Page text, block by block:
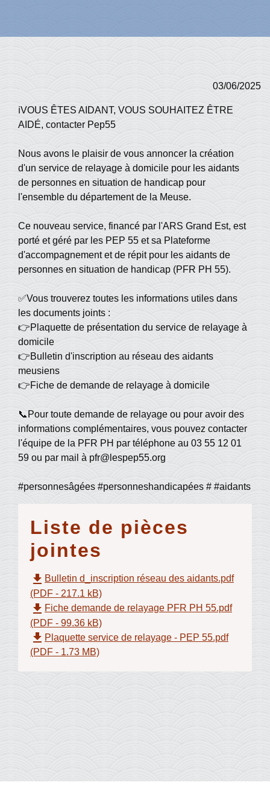
03/06/2025
ℹ️VOUS ÊTES AIDANT, VOUS SOUHAITEZ ÊTRE
AIDÉ, contacter Pep55
Nous avons le plaisir de vous annoncer la création
d'un service de relayage à domicile pour les aidants
de personnes en situation de handicap pour
l'ensemble du département de la Meuse.
Ce nouveau service, financé par l'ARS Grand Est, est
porté et géré par les PEP 55 et sa Plateforme
d'accompagnement et de répit pour les aidants de
personnes en situation de handicap (PFR PH 55).
✅Vous trouverez toutes les informations utiles dans
les documents joints :
👉Plaquette de présentation du service de relayage à
domicile
👉Bulletin d'inscription au réseau des aidants
meusiens
👉Fiche de demande de relayage à domicile
📞Pour toute demande de relayage ou pour avoir des
informations complémentaires, vous pouvez contacter
l'équipe de la PFR PH par téléphone au 03 55 12 01
59 ou par mail à pfr@lespep55.org
#personnesâgées #personneshandicapées # #aidants
Liste de pièces
jointes
file_download Bulletin d_inscription réseau des aidants.pdf
(PDF - 217.1 kB)
file_download Fiche demande de relayage PFR PH 55.pdf
(PDF - 99.36 kB)
file_download Plaquette service de relayage - PEP 55.pdf
(PDF - 1.73 MB)